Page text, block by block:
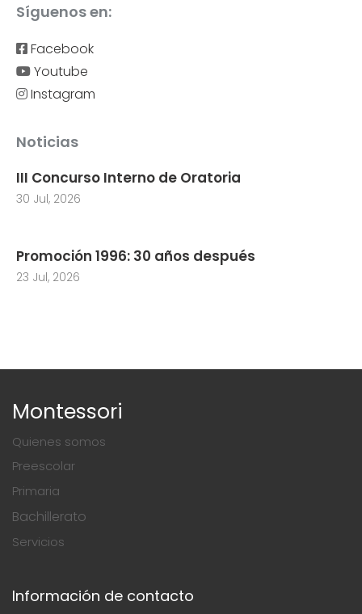
Síguenos en:
Facebook
Youtube
Instagram
Noticias
III Concurso Interno de Oratoria
30 Jul, 2026
Promoción 1996: 30 años después
23 Jul, 2026
Montessori
Quienes somos
Preescolar
Primaria
Bachillerato
Servicios
Información de contacto